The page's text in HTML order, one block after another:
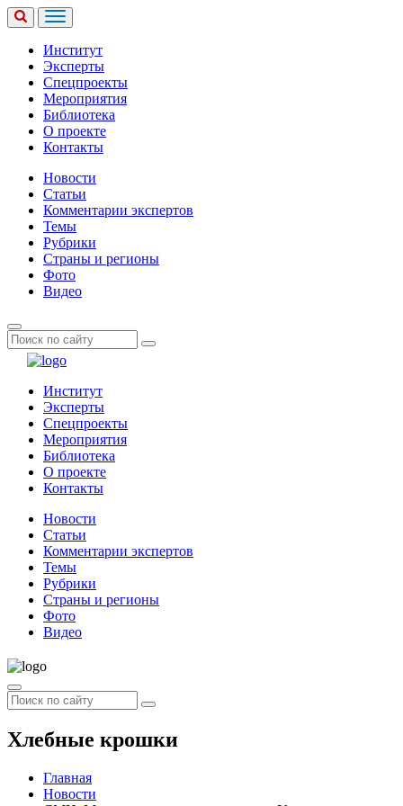
Институт
Эксперты
Спецпроекты
Мероприятия
Библиотека
О проекте
Контакты
Новости
Статьи
Комментарии экспертов
Темы
Рубрики
Страны и регионы
Фото
Видео
Институт
Эксперты
Спецпроекты
Мероприятия
Библиотека
О проекте
Контакты
Новости
Статьи
Комментарии экспертов
Темы
Рубрики
Страны и регионы
Фото
Видео
Хлебные крошки
Главная
Новости